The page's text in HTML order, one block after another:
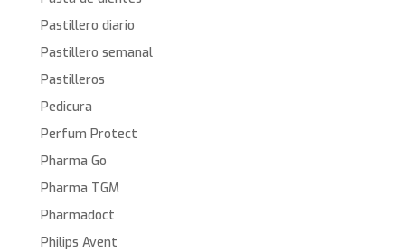
Pastillero diario
Pastillero semanal
Pastilleros
Pedicura
Perfum Protect
Pharma Go
Pharma TGM
Pharmadoct
Philips Avent